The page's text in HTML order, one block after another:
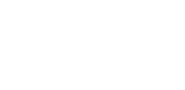
Suivez-nous